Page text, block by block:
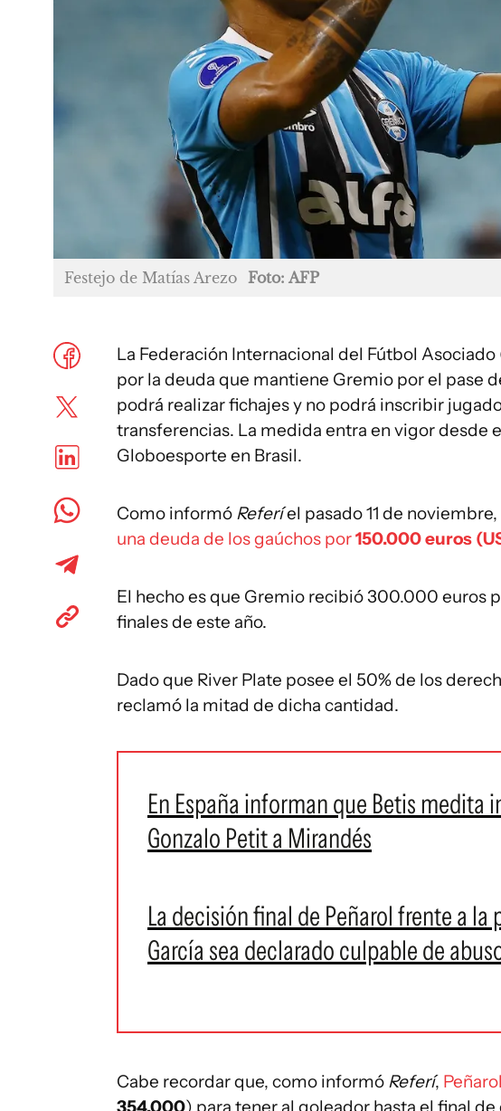
Festejo de Matías Arezo Foto: AFP
La Federación Internacional del Fútbol Asociado
por la deuda que mantiene Gremio por el pase
podrá realizar fichajes y no podrá inscribir
transferencias. La medida entra en vigor desde
Globoesporte en Brasil.
Como informó Referíel pasado 11 de noviembre,
una deuda de los gaúchos por150.000 euros
El hecho es que Gremio recibió 300.000 euros
finales de este año.
Dado que River Plate posee el 50% de los
reclamó la mitad de dicha cantidad.
En España informan que Betis medita
Gonzalo Petit a Mirandés
La decisión final de Peñarol frente a
García sea declarado culpable de
Cabe recordar que, como informó Referí,
354.000) para tener al goleador hasta el final